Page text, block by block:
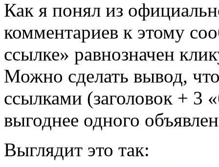
Как я понял из
комментариев к этому
ссылке» равнозначен
Можно сделать вывод,
ссылками (заголовок + 3
выгоднее одного
Выглядит это так: